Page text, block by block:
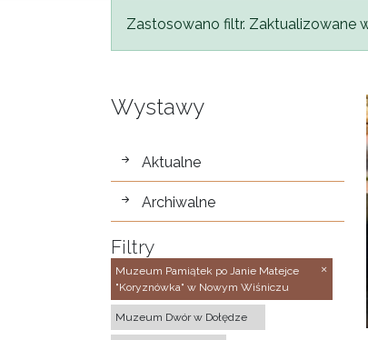
Komunikat
Zastosowano filtr. Zaktualizowane
Wystawy
wystawy
Aktualne
Archiwalne
Filtry
Muzeum Pamiątek po Janie Matejce
"Koryznówka" w Nowym Wiśniczu
Muzeum Dwór w Dołędze